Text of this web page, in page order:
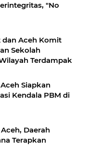
"No
dan Aceh Komit
Sekolah
Terdampak
Siapkan
Kendala PBM di
Daerah
Terapkan